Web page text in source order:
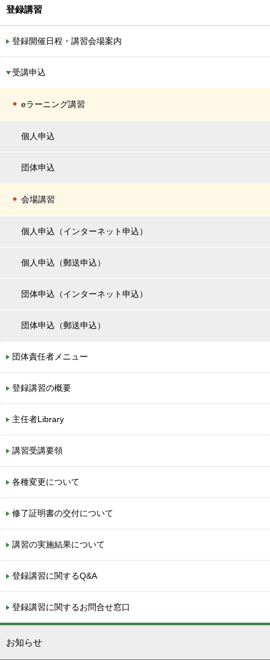
登録講習
登録開催日程・講習会場案内
受講申込
eラーニング講習
個人申込
団体申込
会場講習
個人申込（インターネット申込）
個人申込（郵送申込）
団体申込（インターネット申込）
団体申込（郵送申込）
団体責任者メニュー
登録講習の概要
主任者Library
講習受講要領
各種変更について
修了証明書の交付について
講習の実施結果について
登録講習に関するQ&A
登録講習に関するお問合せ窓口
お知らせ